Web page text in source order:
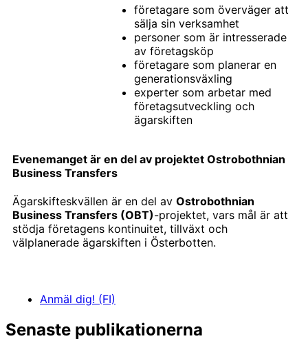
företagare som överväger att
sälja sin verksamhet
personer som är intresserade
av företagsköp
företagare som planerar en
generationsväxling
experter som arbetar med
företagsutveckling och
ägarskiften
Evenemanget är en del av projektet Ostrobothnian
Business Transfers
Ägarskifteskvällen är en del av Ostrobothnian
Business Transfers (OBT)-projektet, vars mål är att
stödja företagens kontinuitet, tillväxt och
välplanerade ägarskiften i Österbotten.
Anmäl dig! (FI)
Senaste publikationerna